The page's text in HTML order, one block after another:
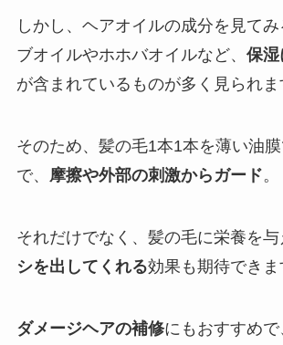
しかし、ヘアオイルの成分を見て
ブオイルやホホバオイルなど、 保湿
が含まれているものが多く見られま
そのため、髪の毛1本1本を薄い油
で、 摩擦や外部の刺激からガード。
それだけでなく、髪の毛に栄養を与
シを出してくれる効果も期待できま
ダメージヘアの補修にもおすすめ